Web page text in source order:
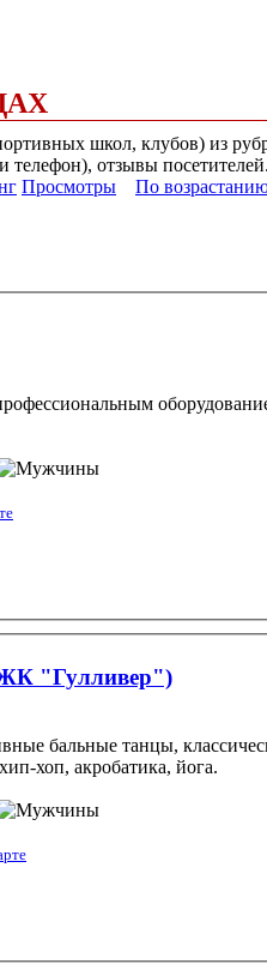
школ, клубов) из
телефон), отзывы посетителей.
Просмотры По
"Гулливер")
бальные танцы,
хоп, акробатика, йога.